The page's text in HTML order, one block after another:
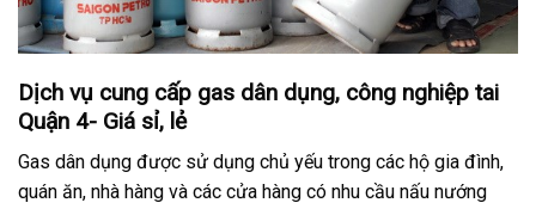
Dịch vụ cung cấp gas dân dụng, công nghiệp tai
Quận 4- Giá sỉ, lẻ
Gas dân dụng được sử dụng chủ yếu trong các hộ gia đình,
quán ăn, nhà hàng và các cửa hàng có nhu cầu nấu nướng